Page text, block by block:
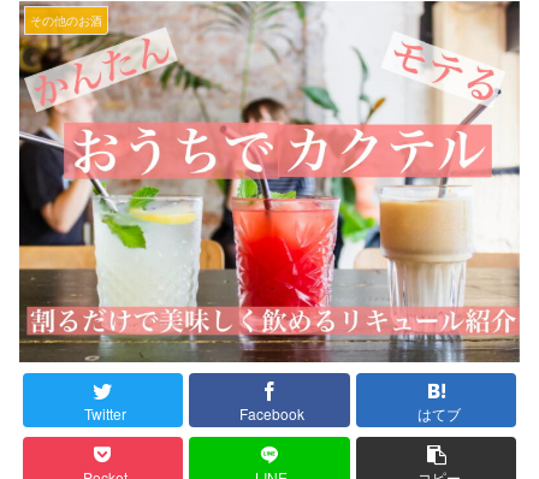
その他のお酒
Twitter Facebook はてブ